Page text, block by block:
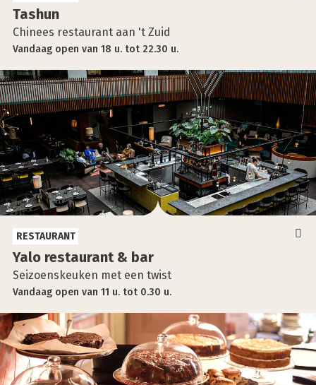
Tas­hun
Chinees restaurant aan 't Zuid
Vandaag open van 18 u. tot 22.30 u.
Yalo res­tau­rant & bar
Seizoenskeuken met een twist
RESTAURANT
Vandaag open van 11 u. tot 0.30 u.